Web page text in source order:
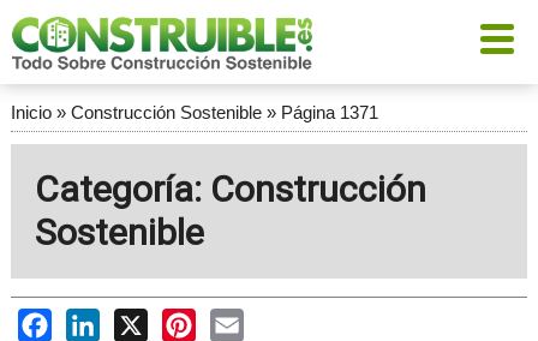
Inicio» Construcción Sostenible» Página 1371
Categoría: Construcción
Sostenible
FacebookLinkedIn
X PinterestEmail